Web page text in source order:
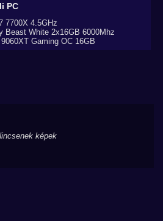
PC
7700X 4.5GHz
Beast White 2x16GB 6000Mhz
Gaming OC 16GB
képek